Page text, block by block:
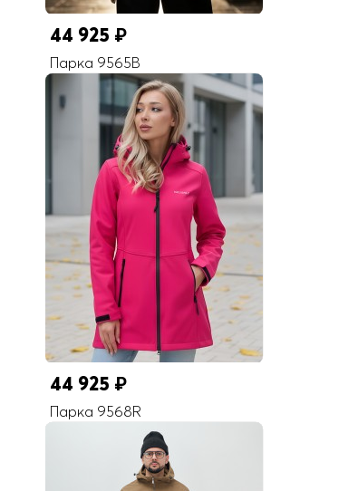
44 925 ₽
Парка 9565B
44 925 ₽
Парка 9568R